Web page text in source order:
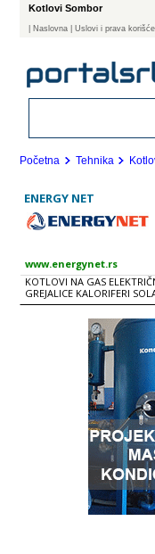
Kotlovi Sombor
Naslovna | Uslovi i prava
Početna Tehnika
ENERGY NET
www.energynet.rs
KOTLOVI NA GAS
GREJALICE KALORIFERI
VENTILACIJA RADIJATORI i
GASNE INSTALACIJE CEVI
PODSTANICE PUMPE